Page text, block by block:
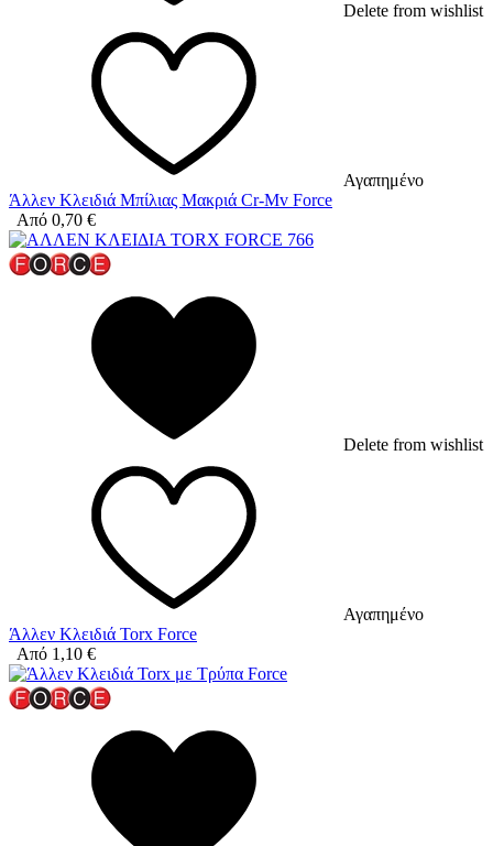
Delete from wishlist
Αγαπημένο
Άλλεν Κλειδιά Μπίλιας Μακριά Cr-Mv Force
Από 0,70 €
Delete from wishlist
Αγαπημένο
Άλλεν Κλειδιά Torx Force
Από 1,10 €